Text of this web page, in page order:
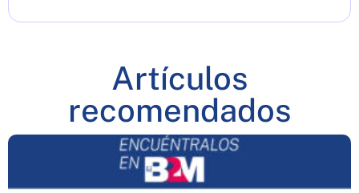
Artículos
recomendados